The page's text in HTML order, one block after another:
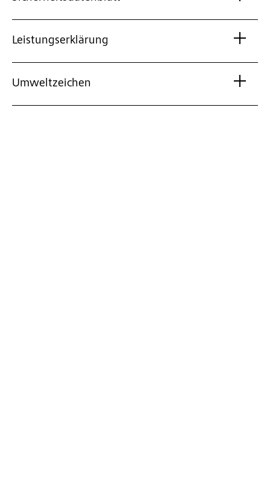
Leistungserklärung
Umweltzeichen